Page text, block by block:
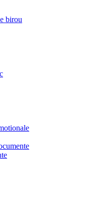
birou